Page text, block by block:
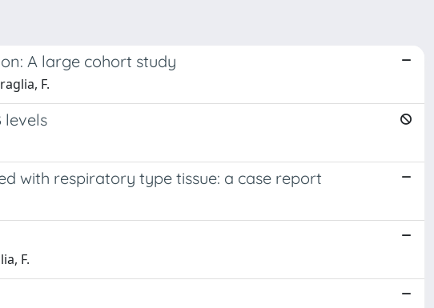
A large cohort study
F.
levels
with respiratory type tissue: a case report
F.